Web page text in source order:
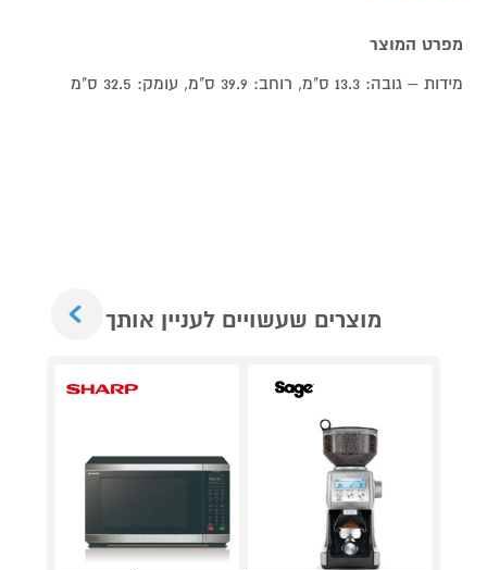
מפרט המוצר
מידות – גובה: 13.3 ס"מ, רוחב: 39.9 ס"מ, עומק: 32.5 ס"מ
מוצרים שעשויים לעניין אותך